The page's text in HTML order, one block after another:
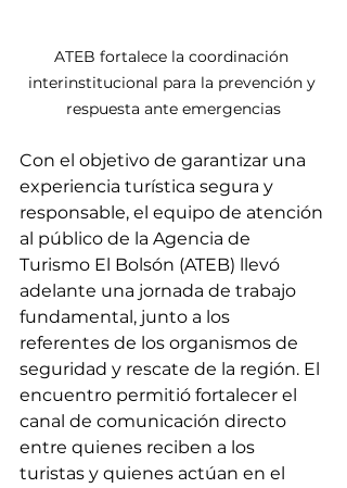
ATEB fortalece la coordinación
interinstitucional para la prevención y
respuesta ante emergencias
Con el objetivo de garantizar una
experiencia turística segura y
responsable, el equipo de atención
al público de la Agencia de
Turismo El Bolsón (ATEB) llevó
adelante una jornada de trabajo
fundamental, junto a los
referentes de los organismos de
seguridad y rescate de la región. El
encuentro permitió fortalecer el
canal de comunicación directo
entre quienes reciben a los
turistas y quienes actúan en el